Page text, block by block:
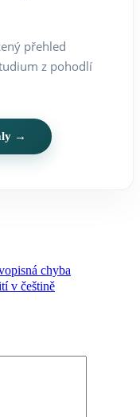
přehled
z pohodlí
→
chyba
v češtině